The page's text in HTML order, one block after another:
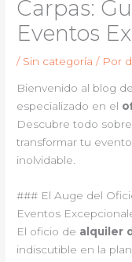
Carpas:
Eventos
/ Sin categoría / Por
Bienvenido al blog de
especializado en el
Descubre todo
transformar tu
inolvidable.
### El Auge del
Eventos
El oficio de alquiler
indiscutible en la